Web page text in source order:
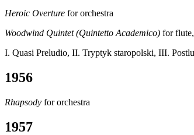
Heroic Overture for orchestra
Woodwind Quintet (Quintetto Academico) for
I. Quasi Preludio, II. Tryptyk staropolski, III.
1956
Rhapsody for orchestra
1957